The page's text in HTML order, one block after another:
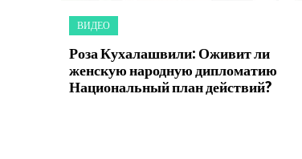
ВИДЕО
Роза Кухалашвили: Оживит ли
женскую народную дипломатию
Национальный план действий?